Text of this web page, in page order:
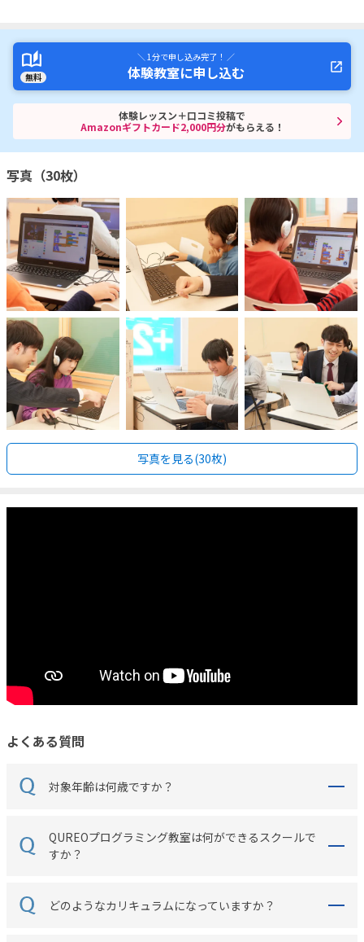
無料
＼ 1分で申し込み完了！ ／
体験教室に申し込む
体験レッスン＋口コミ投稿で
Amazonギフトカード2,000円分がもらえる！
写真（30枚）
写真を見る(30枚)
よくある質問
対象年齢は何歳ですか？
QUREOプログラミング教室は何ができるスクールで
すか？
どのようなカリキュラムになっていますか？